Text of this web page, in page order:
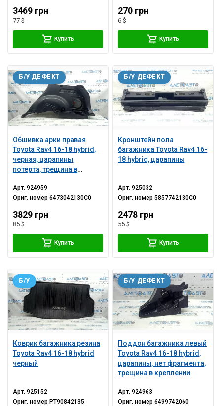
3469 грн
77 $
Купить
270 грн
6 $
Купить
Обшивка арки правая
Toyota Rav4 16-18 hybrid,
черная, царапины,
потерта, трещина в
крепление
Б/У ДЕФЕКТ
Арт.924959
Ориг. номер6473042130C0
3829 грн
85 $
Купить
Кронштейн пола
багажника Toyota Rav4 16-
18 hybrid, царапины
Б/У ДЕФЕКТ
Арт.925032
Ориг. номер5857742130C0
2478 грн
55 $
Купить
Коврик багажника резина
Toyota Rav4 16-18 hybrid
черный
Б/У
Арт.925152
Ориг. номер PT90842135
Поддон багажника левый
Toyota Rav4 16-18 hybrid,
царапины, нет фрагмента,
трещина в креплении
Б/У ДЕФЕКТ
Арт.924963
Ориг. номер6499742060